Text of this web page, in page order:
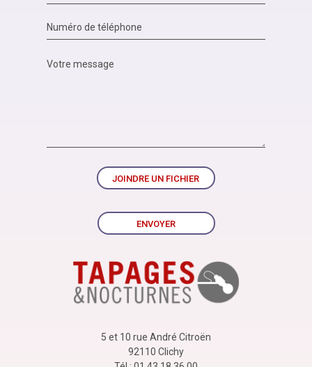
5 et 10 rue André Citroën
92110 Clichy
JOINDRE UN FICHIER
ENVOYER